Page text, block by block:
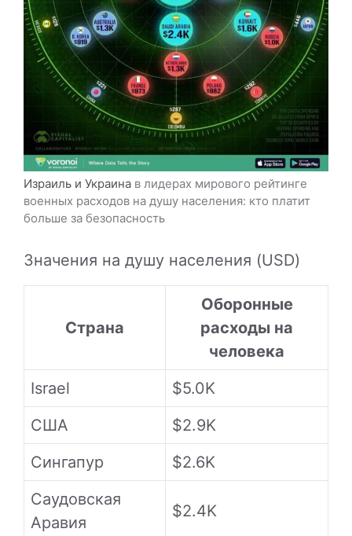
Израиль и Украина в лидерах мирового рейтинге
военных расходов на душу населения: кто платит
больше за безопасность
Значения на душу населения (USD)
Страна
Оборонные
расходы на
человека
Israel
$5.0K
США
$2.9K
Сингапур
$2.6K
Саудовская
Аравия
$2.4K